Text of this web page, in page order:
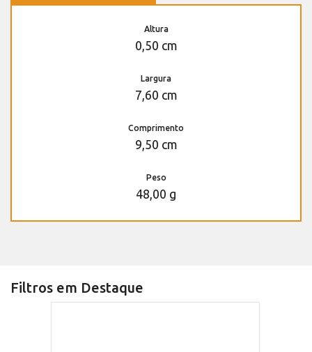
Altura
0,50 cm
Largura
7,60 cm
Comprimento
9,50 cm
Peso
48,00 g
Filtros em Destaque